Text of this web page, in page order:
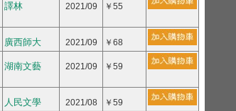
譯林 2021/09 ￥55
廣西師大 2021/09 ￥68
湖南文藝 2021/09 ￥59
人民文學 2021/08 ￥59